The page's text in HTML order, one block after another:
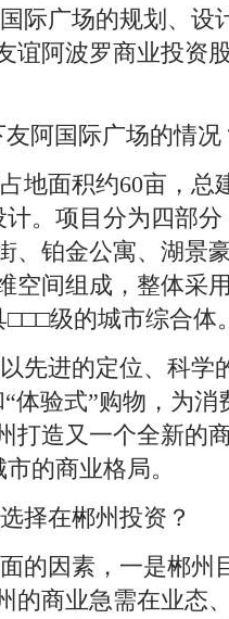
际广场的规划、设
谊阿波罗商业投资
阿国际广场的情况
地面积约60亩，总
。项目分为四部
、铂金公寓、湖景
空间组成，整体采
级的城市综合体
先进的定位、科学
体验式”购物，为
打造又一个全新的
的商业格局。
择在郴州投资？
的因素，一是郴州
的商业急需在业态